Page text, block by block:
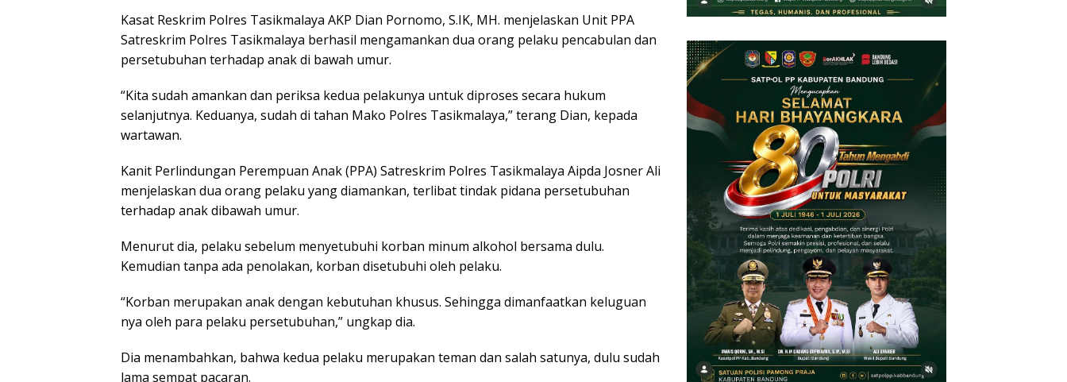
Kasat Reskrim Polres Tasikmalaya AKP Dian Pornomo, S.IK, MH. menjelaskan Unit PPA
Satreskrim Polres Tasikmalaya berhasil mengamankan dua orang pelaku pencabulan dan
persetubuhan terhadap anak di bawah umur.
“Kita sudah amankan dan periksa kedua pelakunya untuk diproses secara hukum
selanjutnya. Keduanya, sudah di tahan Mako Polres Tasikmalaya,” terang Dian, kepada
wartawan.
Kanit Perlindungan Perempuan Anak (PPA) Satreskrim Polres Tasikmalaya Aipda Josner Ali
menjelaskan dua orang pelaku yang diamankan, terlibat tindak pidana persetubuhan
terhadap anak dibawah umur.
Menurut dia, pelaku sebelum menyetubuhi korban minum alkohol bersama dulu.
Kemudian tanpa ada penolakan, korban disetubuhi oleh pelaku.
“Korban merupakan anak dengan kebutuhan khusus. Sehingga dimanfaatkan keluguan
nya oleh para pelaku persetubuhan,” ungkap dia.
Dia menambahkan, bahwa kedua pelaku merupakan teman dan salah satunya, dulu sudah
lama sempat pacaran.